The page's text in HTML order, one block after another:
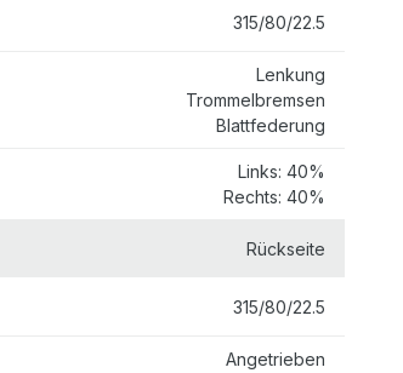
315/80/22.5
Lenkung
Trommelbremsen
Blattfederung
Links: 40%
Rechts: 40%
Rückseite
315/80/22.5
Angetrieben